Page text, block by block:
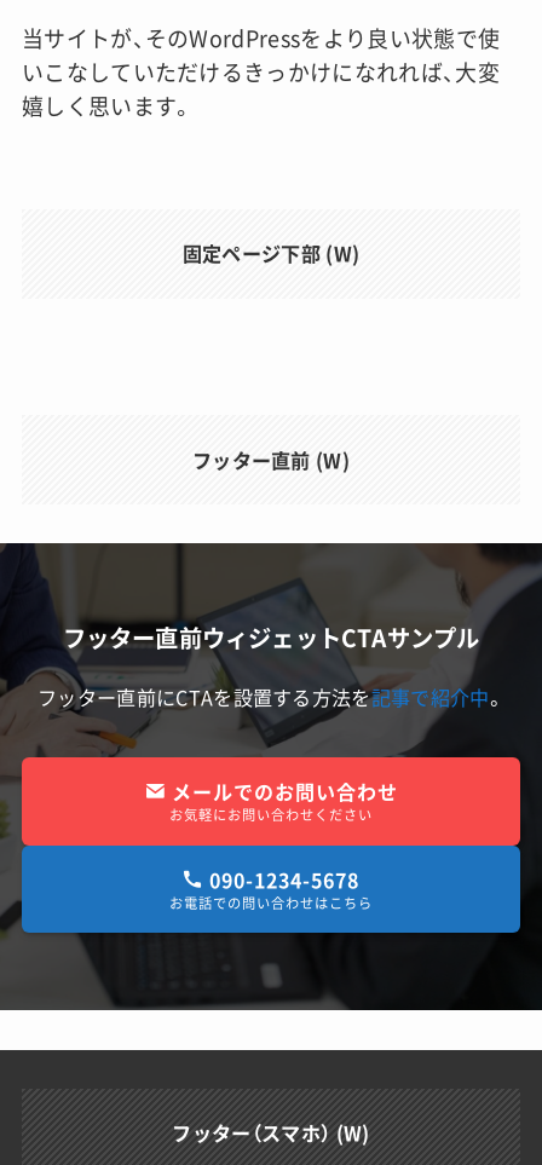
当サイトが、そのWordPressをより良い状態で使
いこなしていただけるきっかけになれれば、大変
嬉しく思います。
固定ページ下部 (W)
フッター直前 (W)
フッター直前ウィジェットCTAサンプル
フッター直前にCTAを設置する方法を記事で紹介中。
メールでのお問い合わせ
お気軽にお問い合わせください
090-1234-5678
お電話での問い合わせはこちら
フッター（スマホ） (W)